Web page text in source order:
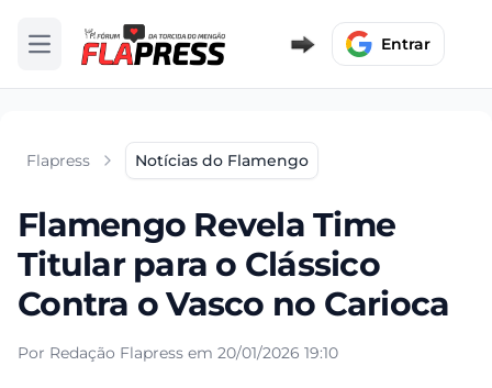
Abrir menu Entrar
Flapress Notícias do Flamengo
Flamengo Revela Time
Titular para o Clássico
Contra o Vasco no Carioca
Por Redação Flapress em 20/01/2026 19:10